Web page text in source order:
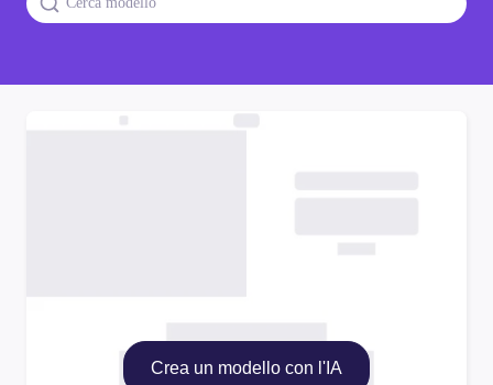
Crea un modello con l'IA